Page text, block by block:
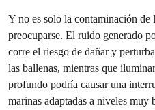
Y no es solo la contaminación
preocuparse. El ruido generado
corre el riesgo de dañar y
las ballenas, mientras que
profundo podría causar una
marinas adaptadas a niveles muy